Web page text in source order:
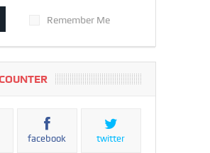
Remember Me
facebook twitter